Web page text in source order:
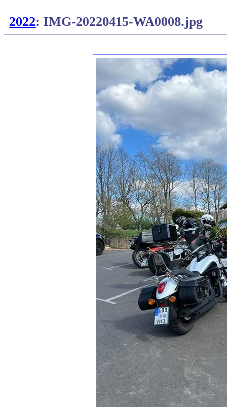
2022: IMG-20220415-WA0008.jpg